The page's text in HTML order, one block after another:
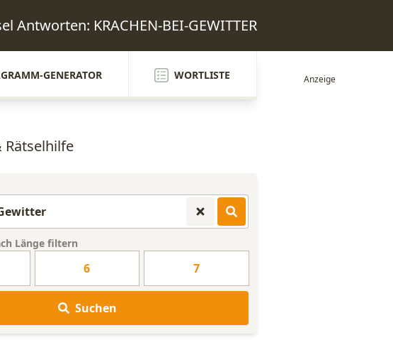
Antworten: KRACHEN-BEI-GEWITTER
GENERATOR WORTLISTE
Rätselhilfe
Länge filtern
6 7
Suchen